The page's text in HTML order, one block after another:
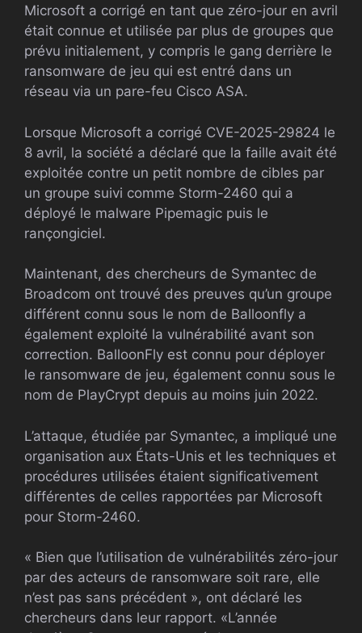
Microsoft a corrigé en tant que zéro-jour en avril
était connue et utilisée par plus de groupes que
prévu initialement, y compris le gang derrière le
ransomware de jeu qui est entré dans un
réseau via un pare-feu Cisco ASA.
Lorsque Microsoft a corrigé CVE-2025-29824 le
8 avril, la société a déclaré que la faille avait été
exploitée contre un petit nombre de cibles par
un groupe suivi comme Storm-2460 qui a
déployé le malware Pipemagic puis le
rançongiciel.
Maintenant, des chercheurs de Symantec de
Broadcom ont trouvé des preuves qu’un groupe
différent connu sous le nom de Balloonfly a
également exploité la vulnérabilité avant son
correction. BalloonFly est connu pour déployer
le ransomware de jeu, également connu sous le
nom de PlayCrypt depuis au moins juin 2022.
L’attaque, étudiée par Symantec, a impliqué une
organisation aux États-Unis et les techniques et
procédures utilisées étaient significativement
différentes de celles rapportées par Microsoft
pour Storm-2460.
« Bien que l’utilisation de vulnérabilités zéro-jour
par des acteurs de ransomware soit rare, elle
n’est pas sans précédent », ont déclaré les
chercheurs dans leur rapport. «L’année